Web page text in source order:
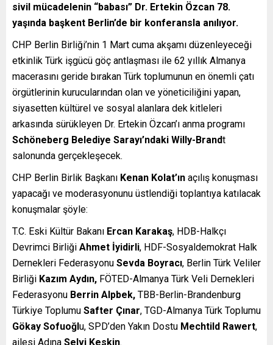
sivil mücadelenin “babası” Dr. Ertekin Özcan 78.
yaşında başkent Berlin’de bir konferansla anılıyor.
CHP Berlin Birliği’nin 1 Mart cuma akşamı düzenleyeceği
etkinlik Türk işgücü göç antlaşması ile 62 yıllık Almanya
macerasını geride bırakan Türk toplumunun en önemli çatı
örgütlerinin kurucularından olan ve yöneticiliğini yapan,
siyasetten kültürel ve sosyal alanlara dek kitleleri
arkasında sürükleyen Dr. Ertekin Özcan’ı anma programı
Schöneberg Belediye Sarayı’ndaki Willy-Brandt
salonunda gerçekleşecek.
CHP Berlin Birlik Başkanı Kenan Kolat’ın açılış konuşması
yapacağı ve moderasyonunu üstlendiği toplantıya katılacak
konuşmalar şöyle:
T.C. Eski Kültür Bakanı Ercan Karakaş, HDB-Halkçı
Devrimci Birliği Ahmet İyidirli, HDF-Sosyaldemokrat Halk
Dernekleri Federasyonu Sevda Boyracı, Berlin Türk Veliler
Birliği Kazım Aydın, FÖTED-Almanya Türk Veli Dernekleri
Federasyonu Berrin Alpbek, TBB-Berlin-Brandenburg
Türkiye Toplumu Safter Çınar, TGD-Almanya Türk Toplumu
Gökay Sofuoğlu, SPD’den Yakın Dostu Mechtild Rawert,
ailesi Adına Selvi Keskin.